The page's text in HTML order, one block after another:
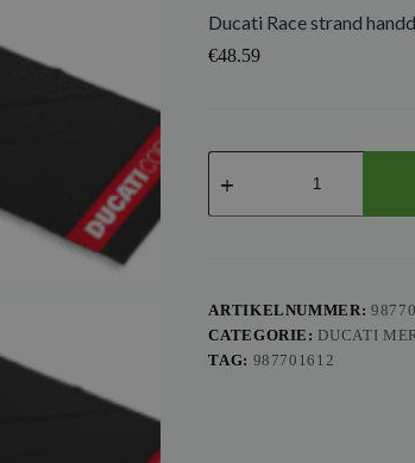
Ducati Race strand
€48.59
Ducati
Race
handdoek
ARTIKELNUMMER:
CATEGORIE: DUCATI
TAG: 987701612